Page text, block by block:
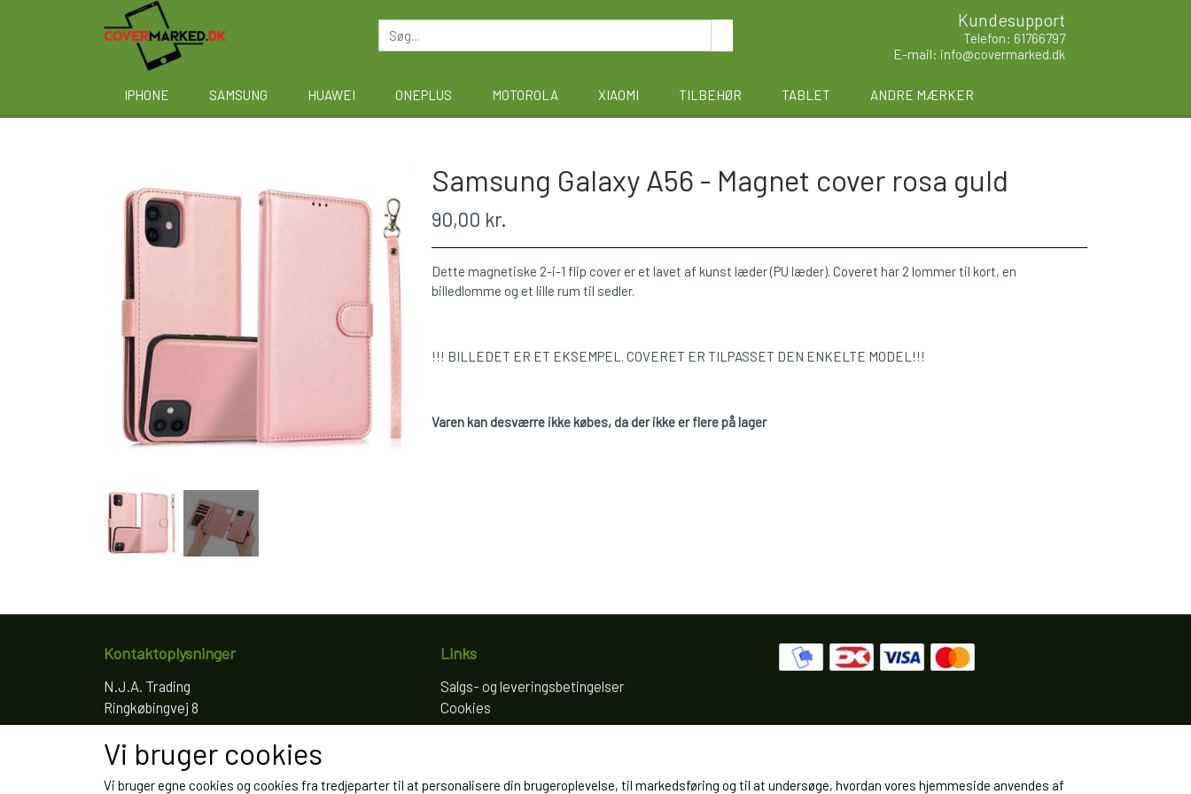
Kundesupport
Telefon: 61766797
E-mail: info@covermarked.dk
IPHONE SAMSUNG HUAWEI ONEPLUS MOTOROLA XIAOMI TILBEHØR TABLET ANDRE MÆRKER
Samsung Galaxy A56 - Magnet cover rosa guld
90,00 kr.
Dette magnetiske 2-i-1 flip cover er et lavet af kunst læder (PU læder). Coveret har 2 lommer til kort, en
billedlomme og et lille rum til sedler.
!!! BILLEDET ER ET EKSEMPEL. COVERET ER TILPASSET DEN ENKELTE MODEL!!!
Varen kan desværre ikke købes, da der ikke er flere på lager
Kontaktoplysninger
N.J.A. Trading
Ringkøbingvej 8
4200 Slagelse
Telefon: 61766797
CVR: 35022155
Links
Salgs- og leveringsbetingelser
Cookies
Fortrydelse og reklamation
Vi bruger cookies
Vi bruger egne cookies og cookies fra tredjeparter til at personalisere din brugeroplevelse, til markedsføring og til at undersøge, hvordan vores hjemmeside anvendes af